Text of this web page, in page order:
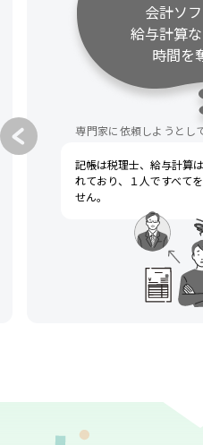
会計ソ
給与計算
時間を
専門家に依頼しようとし
記帳は税理士、給与計算
れており、１人ですべて
せん。